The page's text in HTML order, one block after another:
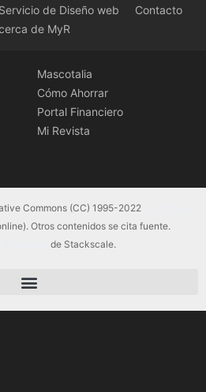
Servicio de Diseño web
Contacto
de MyR
Mascotalia
Cómo Ahorrar
Portal Financiero
Mi Revista
Commons (CC) 1995-2022
Otros contenidos se cita fuente.
de Stackscale.